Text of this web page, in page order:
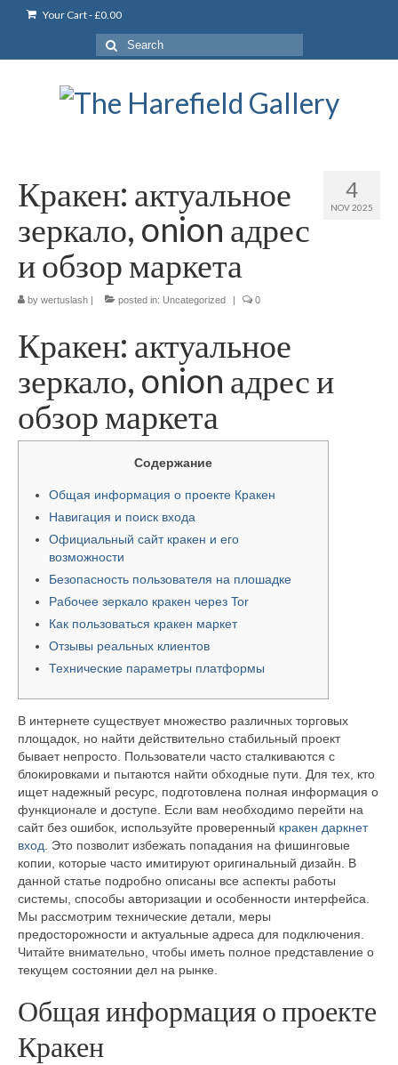
Your Cart-£0.00
Search
for:
4
NOV 2025
Кракен: актуальное
зеркало, onion адрес
и обзор маркета
by wertuslash | posted in: Uncategorized | 0
Кракен: актуальное
зеркало, onion адрес и
обзор маркета
Содержание
Общая информация о проекте Кракен
Навигация и поиск входа
Официальный сайт кракен и его
возможности
Безопасность пользователя на плошадке
Рабочее зеркало кракен через Tor
Как пользоваться кракен маркет
Отзывы реальных клиентов
Технические параметры платформы
В интернете существует множество различных торговых
площадок, но найти действительно стабильный проект
бывает непросто. Пользователи часто сталкиваются с
блокировками и пытаются найти обходные пути. Для тех, кто
ищет надежный ресурс, подготовлена полная информация о
функционале и доступе. Если вам необходимо перейти на
сайт без ошибок, используйте проверенный кракен даркнет
вход . Это позволит избежать попадания на фишинговые
копии, которые часто имитируют оригинальный дизайн. В
данной статье подробно описаны все аспекты работы
системы, способы авторизации и особенности интерфейса.
Мы рассмотрим технические детали, меры
предосторожности и актуальные адреса для подключения.
Читайте внимательно, чтобы иметь полное представление о
текущем состоянии дел на рынке.
Общая информация о проекте
Кракен